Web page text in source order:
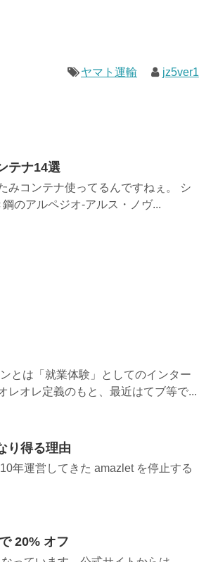
ヤマト運輸 jz5ver1
テナ14選
みコンテナ使ってるんですねぇ。 シ
のアルペジオ-アルス・ノヴ...
とは「就業体験」としてのインター
レオレ定義のもと、最近はてブ等で...
り得る理由
年運営してきた amazlet を停止する
20% オフ